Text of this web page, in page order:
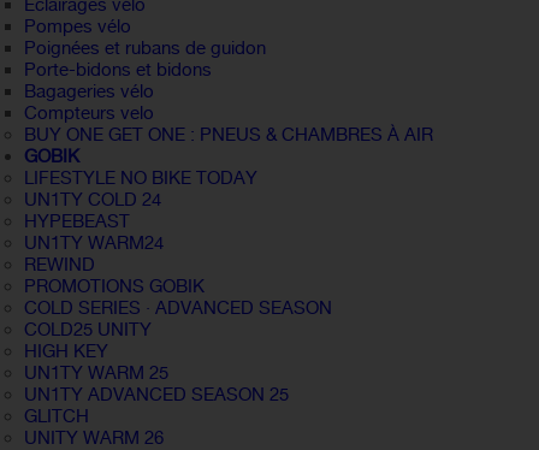
Eclairages vélo
Pompes vélo
Poignées et rubans de guidon
Porte-bidons et bidons
Bagageries vélo
Compteurs velo
BUY ONE GET ONE : PNEUS & CHAMBRES À AIR
GOBIK
LIFESTYLE NO BIKE TODAY
UN1TY COLD 24
HYPEBEAST
UN1TY WARM24
REWIND
PROMOTIONS GOBIK
COLD SERIES · ADVANCED SEASON
COLD25 UNITY
HIGH KEY
UN1TY WARM 25
UN1TY ADVANCED SEASON 25
GLITCH
UNITY WARM 26